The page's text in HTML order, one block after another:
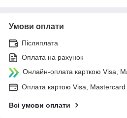
Умови оплати
Післяплата
Оплата на рахунок
Онлайн-оплата карткою Visa,
Оплата картою Visa,
Всі умови оплати